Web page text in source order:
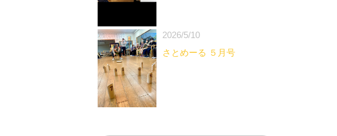
2026/5/10
さとめーる ５月号